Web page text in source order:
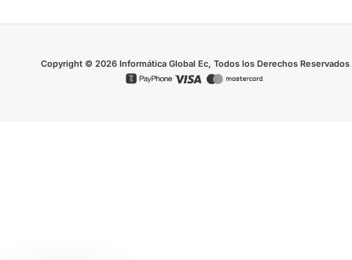
Copyright © 2026 Informática Global Ec, Todos los Derechos Reservados